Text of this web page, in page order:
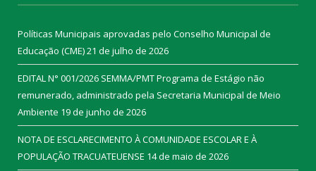
Políticas Municipais aprovadas pelo Conselho Municipal de
Educação (CME)21 de julho de 2026
EDITAL N° 001/2026 SEMMA/PMT Programa de Estágio não
remunerado, administrado pela Secretaria Municipal de Meio
Ambiente 19 de junho de 2026
NOTA DE ESCLARECIMENTO À COMUNIDADE ESCOLAR E À
POPULAÇÃO TRACUATEUENSE 14 de maio de 2026